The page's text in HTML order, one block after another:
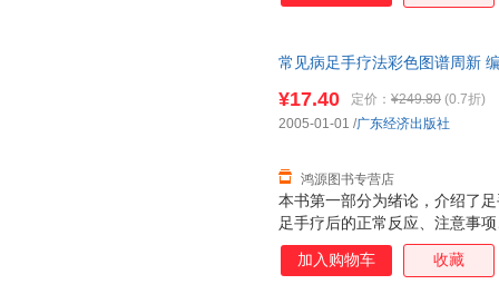
常见病足手疗法彩色图谱周新
本书第一部分为绪论，介绍了
足手疗后的正常反应、注意事
二部分为各论，介绍了运动系
区图谱及常见病足手疗法治疗
¥17.40 定价： ¥249.80 (0.7折)
鸿源图书专营店
2005-01-01 /广东经济出版社
加入购物车 收藏